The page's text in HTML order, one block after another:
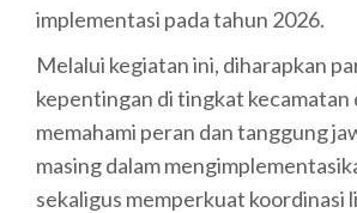
implementasi pada tahun 2026.
Melalui kegiatan ini, diharapkan
kepentingan di tingkat kecamatan
memahami peran dan tanggung
masing dalam
sekaligus memperkuat koordinasi